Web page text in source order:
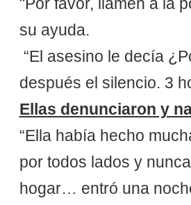
su ayuda.
“El asesino le decía
después el silencio. 3
Ellas denunciaron y
“Ella había hecho
por todos lados y
hogar… entró una